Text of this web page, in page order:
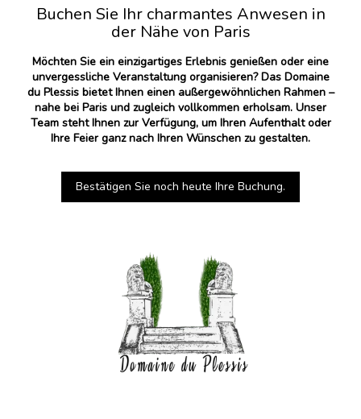
Buchen Sie Ihr charmantes Anwesen in
der Nähe von Paris
Möchten Sie ein einzigartiges Erlebnis genießen oder eine
unvergessliche Veranstaltung organisieren? Das Domaine
du Plessis bietet Ihnen einen außergewöhnlichen Rahmen –
nahe bei Paris und zugleich vollkommen erholsam. Unser
Team steht Ihnen zur Verfügung, um Ihren Aufenthalt oder
Ihre Feier ganz nach Ihren Wünschen zu gestalten.
Bestätigen Sie noch heute Ihre Buchung.